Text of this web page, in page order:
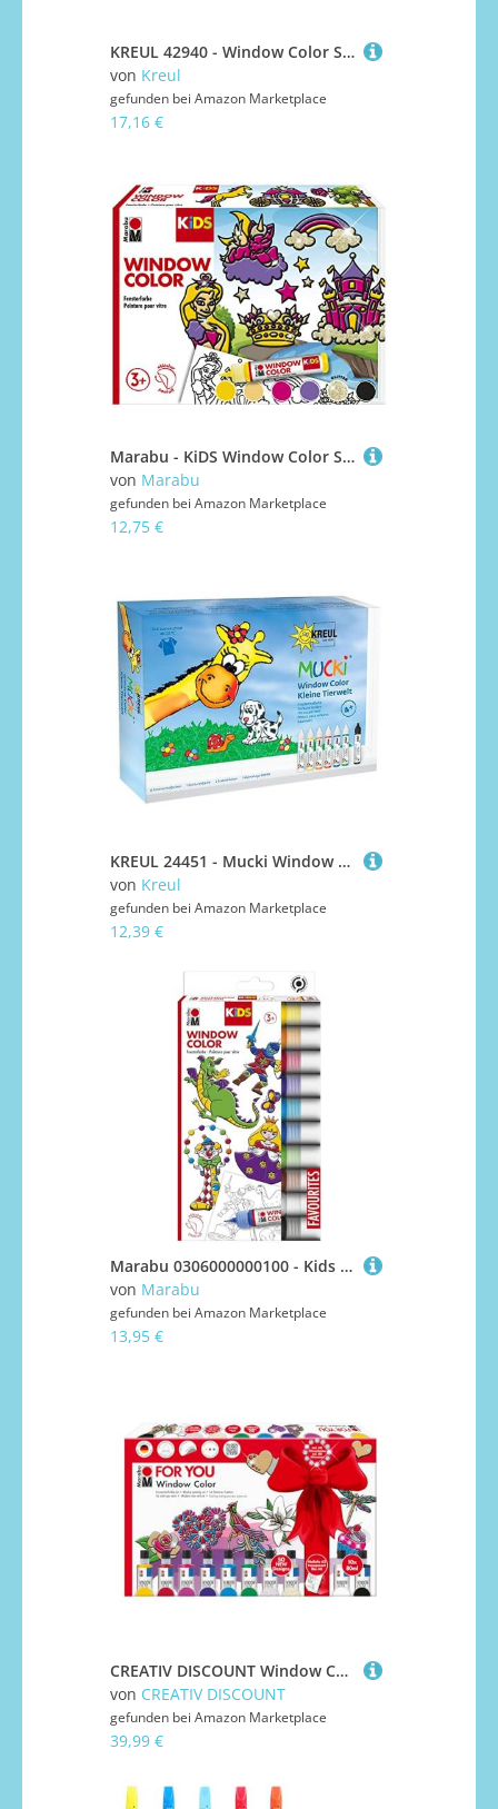
KREUL 42940 - Window Color Set Magic Sea für Kinder, 7 x 29 ml Fenstermalfarben, Komplettset mit brillanten Farben im Pen und Motivvorlagen
von Kreul
gefunden bei Amazon Marketplace
17,16 €
Marabu - KiDS Window Color Set Prinzessin, 6 x 25 ml Fensterfarbe auf Wasserbasis, 2 Malvorlagen in A3 und A4, 30 Motive, für Kinder ab 3 Jahren
von Marabu
gefunden bei Amazon Marketplace
12,75 €
KREUL 24451 - Mucki Window Color Set Kleine Tierwelt, 7 x 29 ml Farbe, Folien und Vorlagen, Fenstermalfarbe auf Wasserbasis, parabenfrei, glutenfrei, laktosefrei, vegan, leicht vermalbar, auswaschbar
von Kreul
gefunden bei Amazon Marketplace
12,39 €
Marabu 0306000000100 - Kids Window Color Set mit 10 x 25 ml Farbe und Malvorlage A4 mit 18 Motiven, Fenstermalfarbe auf Wasserbasis, geeignet für Glas, Spiegel, Fliesen und Folie
von Marabu
gefunden bei Amazon Marketplace
13,95 €
CREATIV DISCOUNT Window Color Fun & Fancy Set, for You, 10 x 80 ml
von CREATIV DISCOUNT
gefunden bei Amazon Marketplace
39,99 €